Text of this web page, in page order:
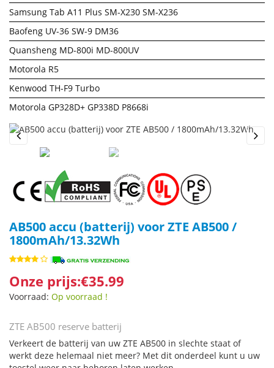
Samsung Tab A11 Plus SM-X230 SM-X236
Baofeng UV-36 SW-9 DM36
Quansheng MD-800i MD-800UV
Motorola R5
Kenwood TH-F9 Turbo
Motorola GP328D+ GP338D P8668i
Previous
AB500 accu (batterij) voor ZTE AB500 /
1800mAh/13.32Wh
Onze prijs:€35.99
Voorraad: Op voorraad !
ZTE AB500 reserve batterij
Verkeert de batterij van uw ZTE AB500 in slechte staat of
werkt deze helemaal niet meer? Met dit onderdeel kunt u uw